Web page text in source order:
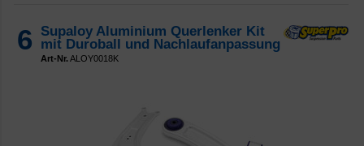
6
Supaloy Aluminium Querlenker Kit
mit Duroball und Nachlaufanpassung
Art-Nr. ALOY0018K